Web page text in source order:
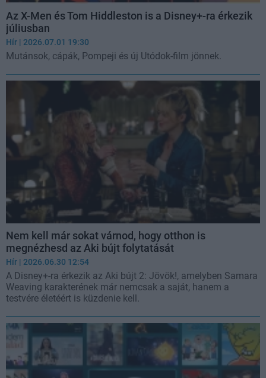
Az X-Men és Tom Hiddleston is a Disney+-ra érkezik
júliusban
Hír | 2026.07.01 19:30
Mutánsok, cápák, Pompeji és új Utódok-film jönnek.
Nem kell már sokat várnod, hogy otthon is
megnézhesd az Aki bújt folytatását
Hír | 2026.06.30 12:54
A Disney+-ra érkezik az Aki bújt 2: Jövök!, amelyben Samara
Weaving karakterének már nemcsak a saját, hanem a
testvére életéért is küzdenie kell.